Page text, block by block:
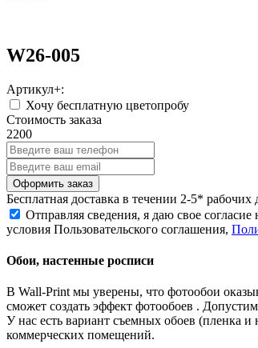
W26-005
Артикул+:
Хочу бесплатную цветопробу
Стоимость заказа
2200
Бесплатная доставка в течении 2-5* рабочих
Отправляя сведения, я даю свое
условия Пользовательского соглашения,
Обои, настенные росписи
В Wall-Print мы уверены, что фотообои
сможет создать эффект фотообоев .
У нас есть вариант съемных обоев (пленка
коммерческих помещений.